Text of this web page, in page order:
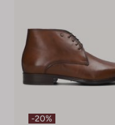
-20%